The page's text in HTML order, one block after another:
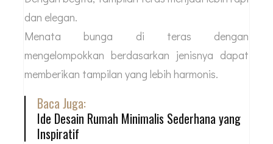
dan elegan.
Menata bunga di teras dengan
mengelompokkan berdasarkan jenisnya dapat
memberikan tampilan yang lebih harmonis.
Baca Juga:
Ide Desain Rumah Minimalis Sederhana yang
Inspiratif